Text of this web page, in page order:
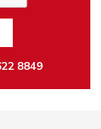
8849